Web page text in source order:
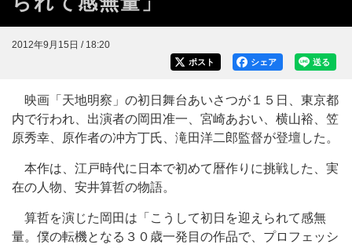
2012年9月15日 / 18:20
送る
シェア
ポスト
映画「天地明察」の初日舞台あいさつが１５日、東京都
内で行われ、出演者の岡田准一、宮崎あおい、横山裕、笠
原秀幸、原作者の冲方丁氏、滝田洋二郎監督が登壇した。
本作は、江戸時代に日本で初めて暦作りに挑戦した、実
在の人物、安井算哲の物語。
算哲を演じた岡田は「こうして初日を迎えられて感無
量。僕の転機となる３０歳一発目の作品で、プロフェッシ